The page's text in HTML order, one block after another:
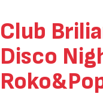
Club
Disco